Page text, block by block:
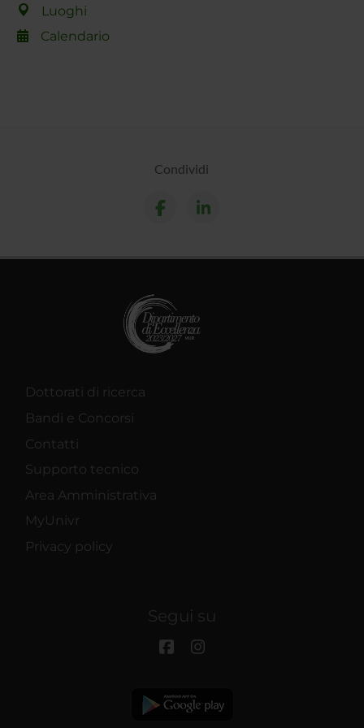
Luoghi
Calendario
Condividi
Dottorati di ricerca
Bandi e Concorsi
Contatti
Supporto tecnico
Area Amministrativa
MyUnivr
Privacy policy
Segui su